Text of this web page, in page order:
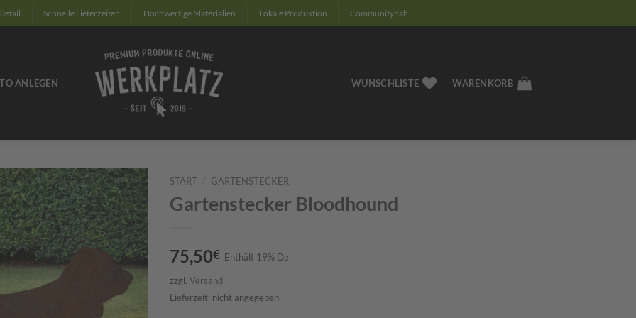
Schnelle Lieferzeiten Hochwertige Materialien Lokale Produktion Communitynah
ANLEGEN WUNSCHLISTE WARENKORB
Zum
Merkzettel
hinzufügen
START GARTENSTECKER
Gartenstecker Bloodhound
75,50€ Enthält 19% De
zzgl. Versand
Lieferzeit: nicht angegeben